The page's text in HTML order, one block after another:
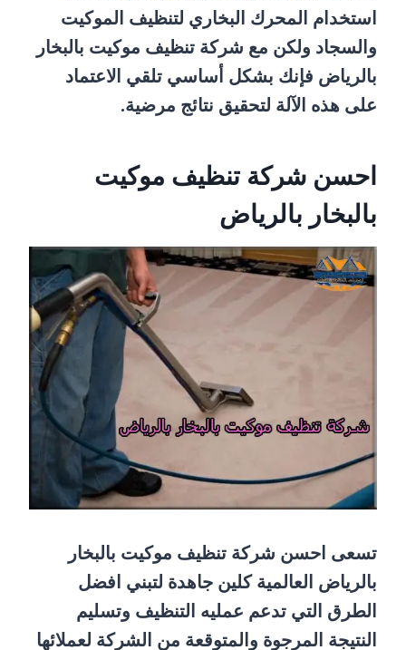
استخدام المحرك البخاري لتنظيف الموكيت
والسجاد ولكن مع شركة تنظيف موكيت بالبخار
بالرياض فإنك بشكل أساسي تلقي الاعتماد
على هذه الآلة لتحقيق نتائج مرضية.
احسن شركة تنظيف موكيت
بالبخار بالرياض
تسعى احسن شركة تنظيف موكيت بالبخار
بالرياض العالمية كلين جاهدة لتبني افضل
الطرق التي تدعم عمليه التنظيف وتسليم
النتيجة المرجوة والمتوقعة من الشركة لعملائها